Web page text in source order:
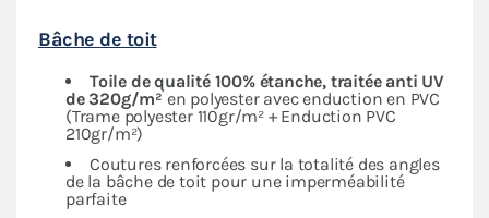
Bâche de toit
Toile de qualité 100% étanche, traitée anti UV
de 320g/m² en polyester avec enduction en PVC
(Trame polyester 110gr/m² + Enduction PVC
210gr/m²)
Coutures renforcées sur la totalité des angles
de la bâche de toit pour une imperméabilité
parfaite